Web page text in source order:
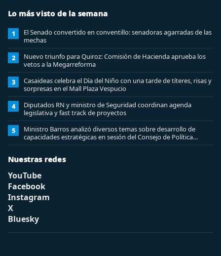
Lo más visto de la semana
1
El Senado convertido en conventillo: senadoras agarradas de las
mechas
2
Nuevo triunfo para Quiroz: Comisión de Hacienda aprueba los
vetos a la Megarreforma
3
Casaideas celebra el Día del Niño con una tarde de títeres, risas y
sorpresas en el Mall Plaza Vespucio
4
Diputados RN y ministro de Seguridad coordinan agenda
legislativa y fast track de proyectos
5
Ministro Barros analizó diversos temas sobre desarrollo de
capacidades estratégicas en sesión del Consejo de Política
Espacial
Nuestras redes
YouTube
Facebook
Instagram
X
Bluesky